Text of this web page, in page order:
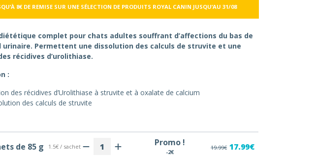
8€ DE REMISE SUR UNE SÉLECTION DE PRODUITS ROYAL CANIN JUSQU’AU 31/08
complet pour chats adultes souffrant d’affections du bas de
urinaire. Permettent une dissolution des calculs de struvite et une
récidives d’urolithiase.
:
des récidives d’Urolithiase à struvite et à oxalate de calcium
des calculs de struvite
de 85 g 1.5€ / sachet Promo !
-2€
19.99€ 17.99€